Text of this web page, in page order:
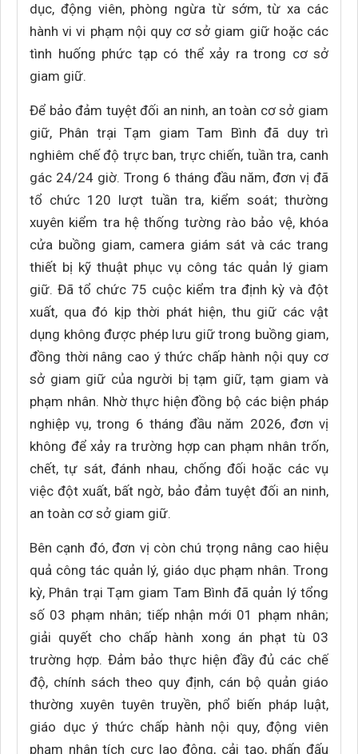
dục, động viên, phòng ngừa từ sớm, từ xa các
hành vi vi phạm nội quy cơ sở giam giữ hoặc các
tình huống phức tạp có thể xảy ra trong cơ sở
giam giữ.
Để bảo đảm tuyệt đối an ninh, an toàn cơ sở giam
giữ, Phân trại Tạm giam Tam Bình đã duy trì
nghiêm chế độ trực ban, trực chiến, tuần tra, canh
gác 24/24 giờ. Trong 6 tháng đầu năm, đơn vị đã
tổ chức 120 lượt tuần tra, kiểm soát; thường
xuyên kiểm tra hệ thống tường rào bảo vệ, khóa
cửa buồng giam, camera giám sát và các trang
thiết bị kỹ thuật phục vụ công tác quản lý giam
giữ. Đã tổ chức 75 cuộc kiểm tra định kỳ và đột
xuất, qua đó kịp thời phát hiện, thu giữ các vật
dụng không được phép lưu giữ trong buồng giam,
đồng thời nâng cao ý thức chấp hành nội quy cơ
sở giam giữ của người bị tạm giữ, tạm giam và
phạm nhân. Nhờ thực hiện đồng bộ các biện pháp
nghiệp vụ, trong 6 tháng đầu năm 2026, đơn vị
không để xảy ra trường hợp can phạm nhân trốn,
chết, tự sát, đánh nhau, chống đối hoặc các vụ
việc đột xuất, bất ngờ, bảo đảm tuyệt đối an ninh,
an toàn cơ sở giam giữ.
Bên cạnh đó, đơn vị còn chú trọng nâng cao hiệu
quả công tác quản lý, giáo dục phạm nhân. Trong
kỳ, Phân trại Tạm giam Tam Bình đã quản lý tổng
số 03 phạm nhân; tiếp nhận mới 01 phạm nhân;
giải quyết cho chấp hành xong án phạt tù 03
trường hợp. Đảm bảo thực hiện đầy đủ các chế
độ, chính sách theo quy định, cán bộ quản giáo
thường xuyên tuyên truyền, phổ biến pháp luật,
giáo dục ý thức chấp hành nội quy, động viên
phạm nhân tích cực lao động, cải tạo, phấn đấu